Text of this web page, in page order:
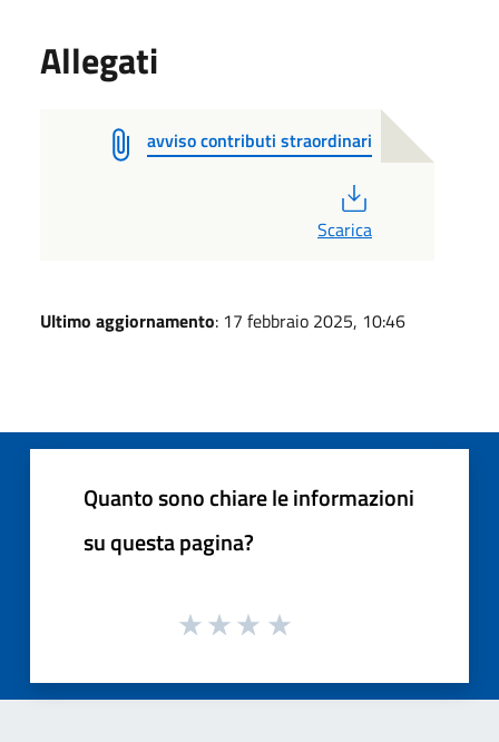
Allegati
avviso contributi straordinari
Scarica
Ultimo aggiornamento: 17 febbraio 2025, 10:46
Quanto sono chiare le informazioni
su questa pagina?